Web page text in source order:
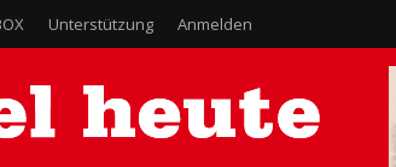
Unterstützung Anmelden